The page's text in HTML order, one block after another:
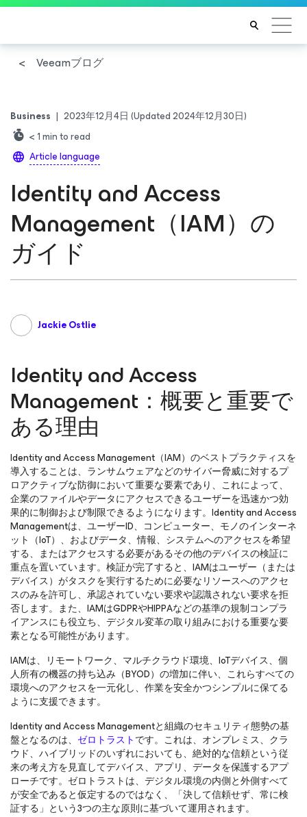
Veeamブログ
Business | 2023年12月4日 (Updated 2024年12月30日)
< 1min to read
Article language
Identity and Access
Management（IAM）の
ガイド
Jackie Ostlie
Identity and Access
Management：概要と重要で
ある理由
Identity and Access Management（IAM）のベストプラクティスを
導入することは、ランサムウェアなどのサイバー脅威に対するプ
ロアクティブな防御において重要な要素であり、これによって、
企業のファイルやデータにアクセスできるユーザーを迅速かつ効
果的に制御および制限できるようになります。Identity and Access
Managementは、ユーザーID、コンピューター、モノのインターネ
ット（IoT）、およびデータ、情報、システムへのアクセスを希望
する、またはアクセスする必要があるその他のデバイスの検証に
重点を置いています。検証が完了すると、IAMはユーザー（または
デバイス）がタスクを実行するために必要なリソースへのアクセ
スのみを許可し、承認されていない要求や認識されない要求を拒
否します。また、IAMはGDPRやHIPPAなどの基準の規制コンプラ
イアンスにも役立ち、デジタル変革の取り組みにおける重要な要
素となる可能性があります。
IAMは、リモートワーク、マルチクラウド環境、IoTデバイス、個
人所有の機器の持ち込み（BYOD）の増加に伴い、これらすべての
環境へのアクセスを一元化し、作業を安全かつシンプルに保てる
ように支援できます。
Identity and Access Managementと組織のセキュリティ態勢の基
盤となるのは、 ゼロトラストです。これは、オンプレミス、クラ
ウド、ハイブリッドのいずれにおいても、絶対的な信頼という従
来の考え方を見直してデバイス、アプリ、データを保護するアプ
ローチです。ゼロトラストは、デジタル環境の内側と外側すべて
が安全であると仮定するのではなく、「決して信頼せず、常に検
証する」という3つの主な原則に基づいて運用されます。